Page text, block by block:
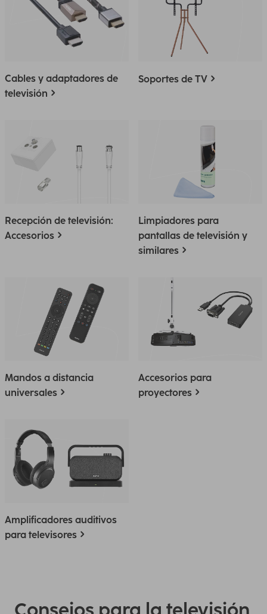
Cables y adaptadores de
televisión
Soportes de TV
Recepción de televisión:
Accesorios
Limpiadores para
pantallas de televisión y
similares
Mandos a distancia
universales
Accesorios para
proyectores
Amplificadores auditivos
para televisores